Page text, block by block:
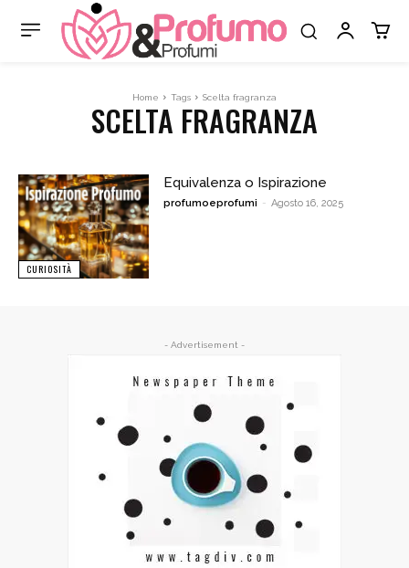
Home Tags Scelta fragranza
SCELTA FRAGRANZA
CURIOSITÀ
Equivalenza o Ispirazione
profumoeprofumi - Agosto 16, 2025
- Advertisement -